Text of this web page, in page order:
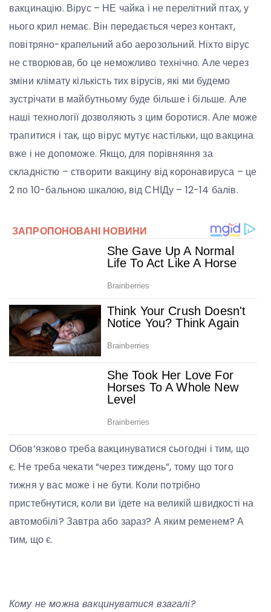
вакцинацію. Вірус – НЕ чайка і не перелітний птах, у
нього крил немає. Він передається через контакт,
повітряно-крапельний або аерозольний. Ніхто вірус
не створював, бо це неможливо технічно. Але через
зміни клімату кількість тих вірусів, які ми будемо
зустрічати в майбутньому буде більше і більше. Але
наші технології дозволяють з цим боротися. Але може
трапитися і так, що вірус мутує настільки, що вакцина
вже і не допоможе. Якщо, для порівняння за
складністю – створити вакцину від коронавируса – це
2 по 10-бальною шкалою, від СНІДу – 12-14 балів.
Обов’язково треба вакцинуватися сьогодні і тим, що
є. Не треба чекати “через тиждень”, тому що того
тижня у вас може і не бути. Коли потрібно
пристебнутися, коли ви їдете на великій швидкості на
автомобілі? Завтра або зараз? А яким ременем? А
тим, що є.
Кому не можна вакцинуватися взагалі?